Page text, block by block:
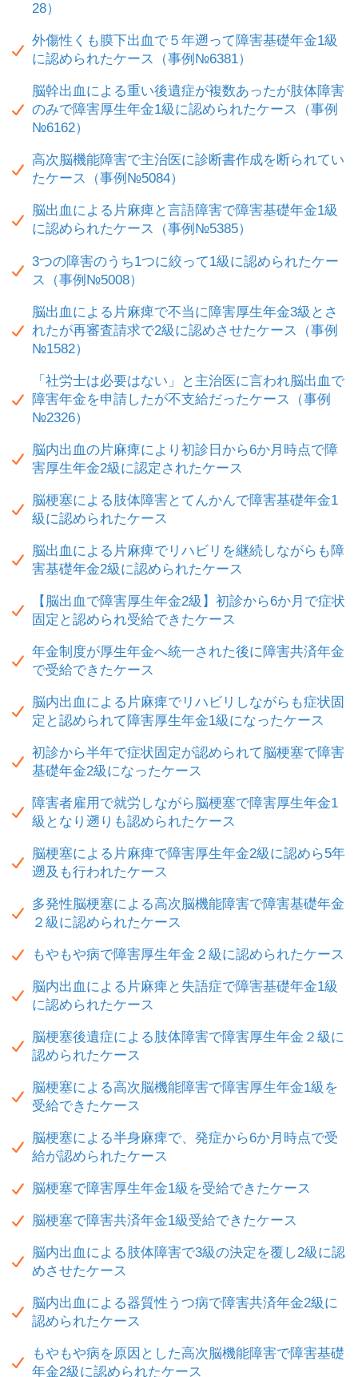
28）
外傷性くも膜下出血で５年遡って障害基礎年金1級
に認められたケース（事例№6381）
脳幹出血による重い後遺症が複数あったが肢体障害
のみで障害厚生年金1級に認められたケース（事例
№6162）
高次脳機能障害で主治医に診断書作成を断られてい
たケース（事例№5084）
脳出血による片麻痺と言語障害で障害基礎年金1級
に認められたケース（事例№5385）
3つの障害のうち1つに絞って1級に認められたケー
ス（事例№5008）
脳出血による片麻痺で不当に障害厚生年金3級とさ
れたが再審査請求で2級に認めさせたケース（事例
№1582）
「社労士は必要はない」と主治医に言われ脳出血で
障害年金を申請したが不支給だったケース（事例
№2326）
脳内出血の片麻痺により初診日から6か月時点で障
害厚生年金2級に認定されたケース
脳梗塞による肢体障害とてんかんで障害基礎年金1
級に認められたケース
脳出血による片麻痺でリハビリを継続しながらも障
害基礎年金2級に認められたケース
【脳出血で障害厚生年金2級】初診から6か月で症状
固定と認められ受給できたケース
年金制度が厚生年金へ統一された後に障害共済年金
で受給できたケース
脳内出血による片麻痺でリハビリしながらも症状固
定と認められて障害厚生年金1級になったケース
初診から半年で症状固定が認められて脳梗塞で障害
基礎年金2級になったケース
障害者雇用で就労しながら脳梗塞で障害厚生年金1
級となり遡りも認められたケース
脳梗塞による片麻痺で障害厚生年金2級に認めら5年
遡及も行われたケース
多発性脳梗塞による高次脳機能障害で障害基礎年金
２級に認められたケース
もやもや病で障害厚生年金２級に認められたケース
脳内出血による片麻痺と失語症で障害基礎年金1級
に認められたケース
脳梗塞後遺症による肢体障害で障害厚生年金２級に
認められたケース
脳梗塞による高次脳機能障害で障害厚生年金1級を
受給できたケース
脳梗塞による半身麻痺で、発症から6か月時点で受
給が認められたケース
脳梗塞で障害厚生年金1級を受給できたケース
脳梗塞で障害共済年金1級受給できたケース
脳内出血による肢体障害で3級の決定を覆し2級に認
めさせたケース
脳内出血による器質性うつ病で障害共済年金2級に
認められたケース
もやもや病を原因とした高次脳機能障害で障害基礎
年金2級に認められたケース